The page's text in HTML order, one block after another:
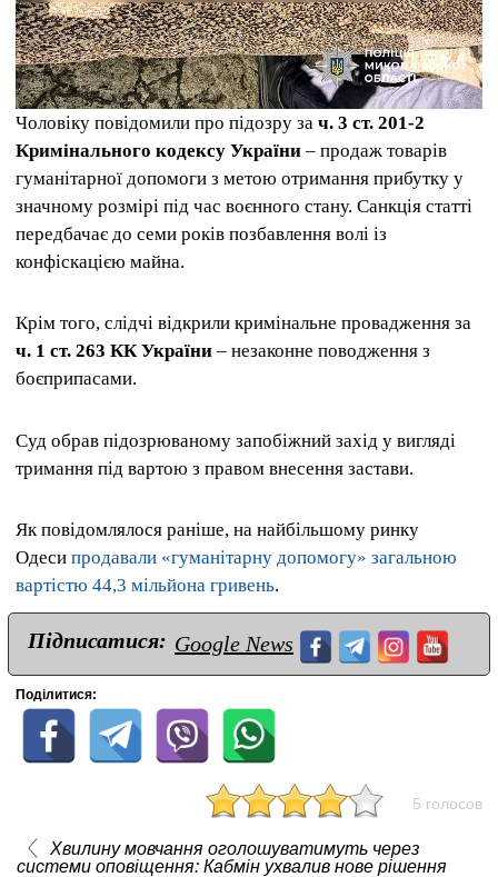
Чоловіку повідомили про підозру за ч. 3 ст. 201-2
Кримінального кодексу України – продаж товарів
гуманітарної допомоги з метою отримання прибутку у
значному розмірі під час воєнного стану. Санкція статті
передбачає до семи років позбавлення волі із
конфіскацією майна.
Крім того, слідчі відкрили кримінальне провадження за
ч. 1 ст. 263 КК України – незаконне поводження з
боєприпасами.
Суд обрав підозрюваному запобіжний захід у вигляді
тримання під вартою з правом внесення застави.
Як повідомлялося раніше, на найбільшому ринку
Одеси продавали «гуманітарну допомогу» загальною
вартістю 44,3 мільйона гривень.
Підписатися: Google News
Поділитися:
5 голосов
Хвилину мовчання оголошуватимуть через
системи оповіщення: Кабмін ухвалив нове рішення